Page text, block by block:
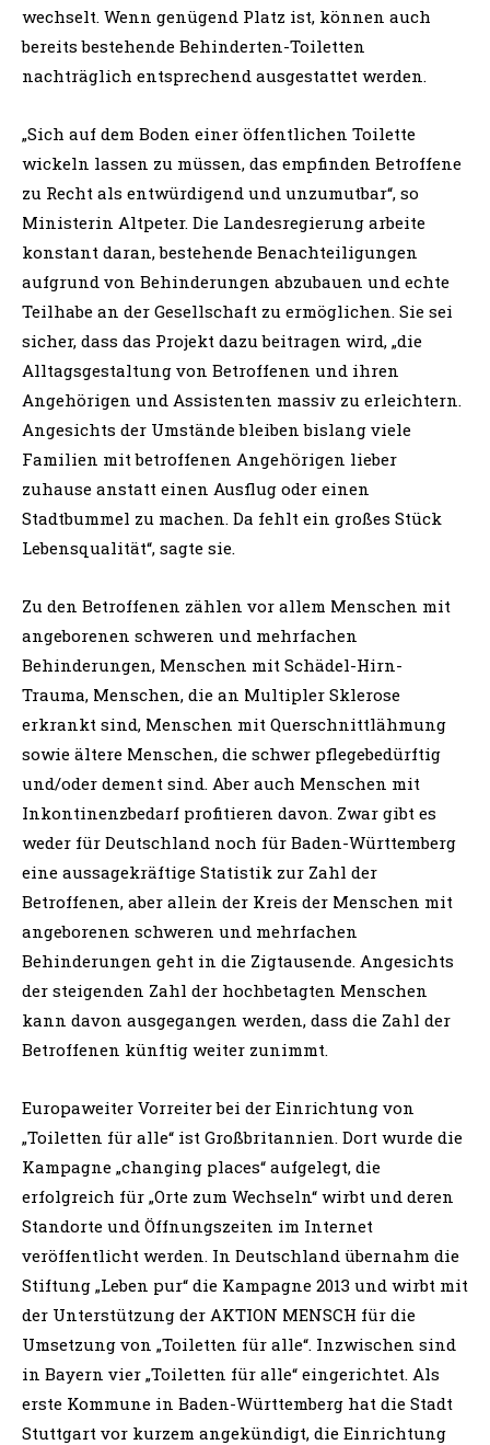
wechselt. Wenn genügend Platz ist, können auch
bereits bestehende Behinderten-Toiletten
nachträglich entsprechend ausgestattet werden.
„Sich auf dem Boden einer öffentlichen Toilette
wickeln lassen zu müssen, das empfinden Betroffene
zu Recht als entwürdigend und unzumutbar“, so
Ministerin Altpeter. Die Landesregierung arbeite
konstant daran, bestehende Benachteiligungen
aufgrund von Behinderungen abzubauen und echte
Teilhabe an der Gesellschaft zu ermöglichen. Sie sei
sicher, dass das Projekt dazu beitragen wird, „die
Alltagsgestaltung von Betroffenen und ihren
Angehörigen und Assistenten massiv zu erleichtern.
Angesichts der Umstände bleiben bislang viele
Familien mit betroffenen Angehörigen lieber
zuhause anstatt einen Ausflug oder einen
Stadtbummel zu machen. Da fehlt ein großes Stück
Lebensqualität“, sagte sie.
Zu den Betroffenen zählen vor allem Menschen mit
angeborenen schweren und mehrfachen
Behinderungen, Menschen mit Schädel-Hirn-
Trauma, Menschen, die an Multipler Sklerose
erkrankt sind, Menschen mit Querschnittlähmung
sowie ältere Menschen, die schwer pflegebedürftig
und/oder dement sind. Aber auch Menschen mit
Inkontinenzbedarf profitieren davon. Zwar gibt es
weder für Deutschland noch für Baden-Württemberg
eine aussagekräftige Statistik zur Zahl der
Betroffenen, aber allein der Kreis der Menschen mit
angeborenen schweren und mehrfachen
Behinderungen geht in die Zigtausende. Angesichts
der steigenden Zahl der hochbetagten Menschen
kann davon ausgegangen werden, dass die Zahl der
Betroffenen künftig weiter zunimmt.
Europaweiter Vorreiter bei der Einrichtung von
„Toiletten für alle“ ist Großbritannien. Dort wurde die
Kampagne „changing places“ aufgelegt, die
erfolgreich für „Orte zum Wechseln“ wirbt und deren
Standorte und Öffnungszeiten im Internet
veröffentlicht werden. In Deutschland übernahm die
Stiftung „Leben pur“ die Kampagne 2013 und wirbt mit
der Unterstützung der AKTION MENSCH für die
Umsetzung von „Toiletten für alle“. Inzwischen sind
in Bayern vier „Toiletten für alle“ eingerichtet. Als
erste Kommune in Baden-Württemberg hat die Stadt
Stuttgart vor kurzem angekündigt, die Einrichtung